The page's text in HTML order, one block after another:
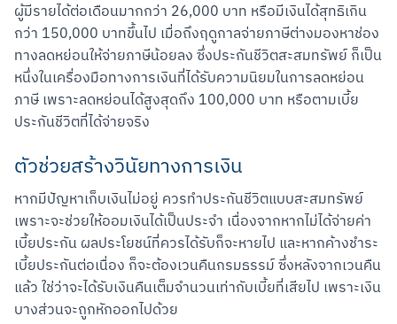
ผู้มีรายได้ต่อเดือนมากกว่า 26,000 บาท หรือมีเงินได้สุทธิเกิน
กว่า 150,000 บาทขึ้นไป เมื่อถึงฤดูกาลจ่ายภาษีต่างมองหาช่อง
ทางลดหย่อนให้จ่ายภาษีน้อยลง ซึ่งประกันชีวิตสะสมทรัพย์ ก็เป็น
หนึ่งในเครื่องมือทางการเงินที่ได้รับความนิยมในการลดหย่อน
ภาษี เพราะลดหย่อนได้สูงสุดถึง 100,000 บาท หรือตามเบี้ย
ประกันชีวิตที่ได้จ่ายจริง
ตัวช่วยสร้างวินัยทางการเงิน
หากมีปัญหาเก็บเงินไม่อยู่ ควรทำประกันชีวิตแบบสะสมทรัพย์
เพราะจะช่วยให้ออมเงินได้เป็นประจำ เนื่องจากหากไม่ได้จ่ายค่า
เบี้ยประกัน ผลประโยชน์ที่ควรได้รับก็จะหายไป และหากค้างชำระ
เบี้ยประกันต่อเนื่อง ก็จะต้องเวนคืนกรมธรรม์ ซึ่งหลังจากเวนคืน
แล้ว ใช่ว่าจะได้รับเงินคืนเต็มจำนวนเท่ากับเบี้ยที่เสียไป เพราะเงิน
บางส่วนจะถูกหักออกไปด้วย